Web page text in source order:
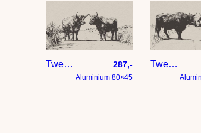
Twee koeien tussen de graanvelden 287,-
Aluminium 80×45
Twee hooglander koeien zijn aan het stoeien